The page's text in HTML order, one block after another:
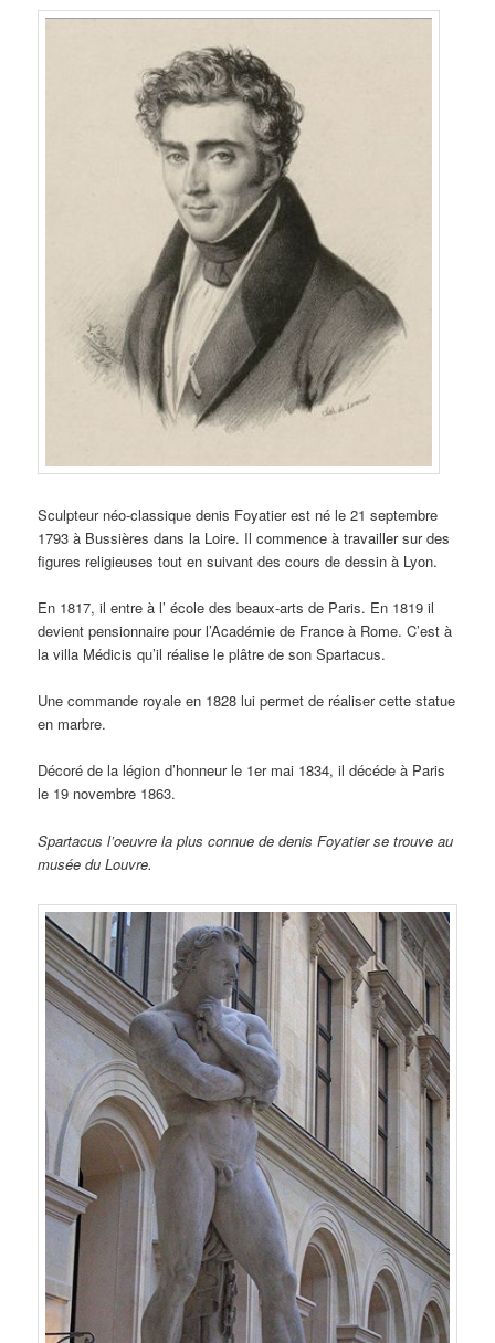
Sculpteur néo-classique denis Foyatier est né le 21 septembre
1793 à Bussières dans la Loire. Il commence à travailler sur des
figures religieuses tout en suivant des cours de dessin à Lyon.
En 1817, il entre à l’ école des beaux-arts de Paris. En 1819 il
devient pensionnaire pour l’Académie de France à Rome. C’est à
la villa Médicis qu’il réalise le plâtre de son Spartacus.
Une commande royale en 1828 lui permet de réaliser cette statue
en marbre.
Décoré de la légion d’honneur le 1er mai 1834, il décéde à Paris
le 19 novembre 1863.
Spartacus l’oeuvre la plus connue de denis Foyatier se trouve au
musée du Louvre.